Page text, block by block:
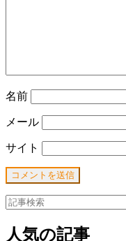
名前
メール
サイト
人気の記事